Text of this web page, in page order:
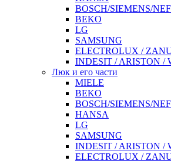
BOSCH/SIEMENS/
BEKO
LG
SAMSUNG
ELECTROLUX /
INDESIT / ARISTON /
Люк и его части
MIELE
BEKO
BOSCH/SIEMENS/
HANSA
LG
SAMSUNG
INDESIT / ARISTON /
ELECTROLUX /